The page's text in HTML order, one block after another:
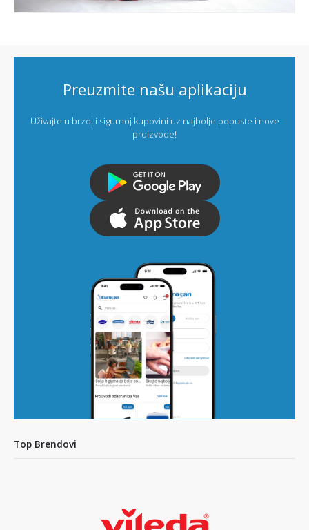
Preuzmite našu aplikaciju
Uživajte u brzoj i sigurnoj kupovini uz najbolje popuste i nove
proizvode!
Top Brendovi